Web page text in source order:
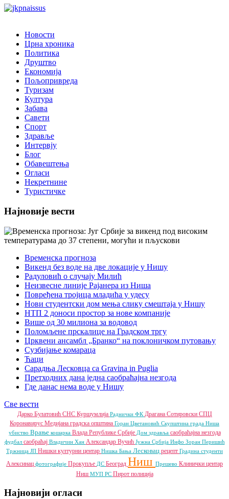
Новости
Црна хроника
Политика
Друштво
Економија
Пољопривреда
Туризам
Култура
Забава
Савети
Спорт
Здравље
Интервју
Блог
Обавештења
Огласи
Некретнине
Туристичке
Најновије вести
Временска прогноза
Викенд без воде на две локације у Нишу
Радуловић о случају Милић
Неизвесне линије Рајанера из Ниша
Повређена тројица младића у удесу
Нови студентски дом мења слику смештаја у Нишу
НТП 2 доноси простор за нове компаније
Више од 30 милиона за водовод
Поломљене прскалице на Градском тргу
Црквени ансамбл „Бранко“ на поклоничком путовању
Сузбијање комараца
Ћаци
Сарадња Лесковца са Gravina in Puglia
Претходних дана једна саобраћајна незгода
Где данас нема воде у Нишу
Све вести
Дарко Булатовић СНС Куршумлија Раднички ФК Драгана Сотировски СПЦ
Коронавирус Медијана градска општина Горан Цветановић Скупштина града Ниша
убиство Врање кошарка Влада Републике Србије Дом здравља саобраћајна незгода
фудбал саобраћај Владичин Хан Александар Вучић Јужна Србија Инфо Зоран Перишић
Тржница ЈП Нишки културни центар Нишка Бања Лесковац рецепт Градина студенти
Алексинац фотографије Прокупље ДС Београд Ниш Прешево Клинички центар
Ниш МУП РС Пирот полиција
Најновији огласи